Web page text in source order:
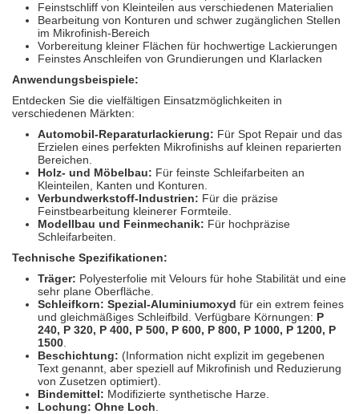
Feinstschliff von Kleinteilen aus verschiedenen Materialien
Bearbeitung von Konturen und schwer zugänglichen Stellen
im Mikrofinish-Bereich
Vorbereitung kleiner Flächen für hochwertige Lackierungen
Feinstes Anschleifen von Grundierungen und Klarlacken
Anwendungsbeispiele:
Entdecken Sie die vielfältigen Einsatzmöglichkeiten in
verschiedenen Märkten:
Automobil-Reparaturlackierung: Für Spot Repair und das
Erzielen eines perfekten Mikrofinishs auf kleinen reparierten
Bereichen.
Holz- und Möbelbau: Für feinste Schleifarbeiten an
Kleinteilen, Kanten und Konturen.
Verbundwerkstoff-Industrien: Für die präzise
Feinstbearbeitung kleinerer Formteile.
Modellbau und Feinmechanik: Für hochpräzise
Schleifarbeiten.
Technische Spezifikationen:
Träger: Polyesterfolie mit Velours für hohe Stabilität und eine
sehr plane Oberfläche.
Schleifkorn: Spezial-Aluminiumoxyd für ein extrem feines
und gleichmäßiges Schleifbild. Verfügbare Körnungen: P
240, P 320, P 400, P 500, P 600, P 800, P 1000, P 1200, P
1500
Beschichtung: (Information nicht explizit im gegebenen
Text genannt, aber speziell auf Mikrofinish und Reduzierung
von Zusetzen optimiert).
Bindemittel: Modifizierte synthetische Harze.
Lochung: Ohne Loch